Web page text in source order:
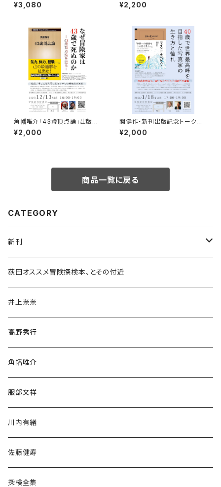
¥3,080 ¥2,200
角幡唯介「43歳頂点論」出版記
念トークイベント録画視聴権
¥2,000
関健作・新刊出版記念トークイ
ベント録画視聴権
¥2,000
商品一覧に戻る
CATEGORY
新刊
和書
文学・小説・物語
随筆・ノンフィクション・その他
民族・風習
荻田オススメ冒険探検本、とその付近
井上奈奈
高野秀行
角幡唯介
服部文祥
川内有緒
佐藤健寿
探検全集